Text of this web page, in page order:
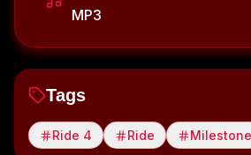
MP3
Tags
Ride 4 Ride Milestone